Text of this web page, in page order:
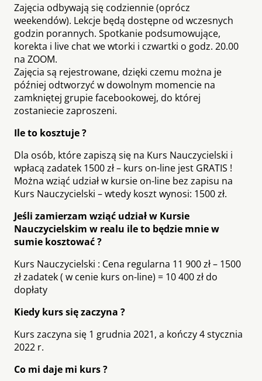
Zajęcia odbywają się codziennie (oprócz
weekendów). Lekcje będą dostępne od wczesnych
godzin porannych. Spotkanie podsumowujące,
korekta i live chat we wtorki i czwartki o godz. 20.00
na ZOOM.
Zajęcia są rejestrowane, dzięki czemu można je
później odtworzyć w dowolnym momencie na
zamkniętej grupie facebookowej, do której
zostaniecie zaproszeni.
Ile to kosztuje ?
Dla osób, które zapiszą się na Kurs Nauczycielski i
wpłacą zadatek 1500 zł – kurs on-line jest GRATIS !
Można wziąć udział w kursie on-line bez zapisu na
Kurs Nauczycielski – wtedy koszt wynosi: 1500 zł.
Jeśli zamierzam wziąć udział w Kursie
Nauczycielskim w realu ile to będzie mnie w
sumie kosztować ?
Kurs Nauczycielski : Cena regularna 11 900 zł – 1500
zł zadatek ( w cenie kurs on-line) = 10 400 zł do
dopłaty
Kiedy kurs się zaczyna ?
Kurs zaczyna się 1 grudnia 2021, a kończy 4 stycznia
2022 r.
Co mi daje mi kurs ?